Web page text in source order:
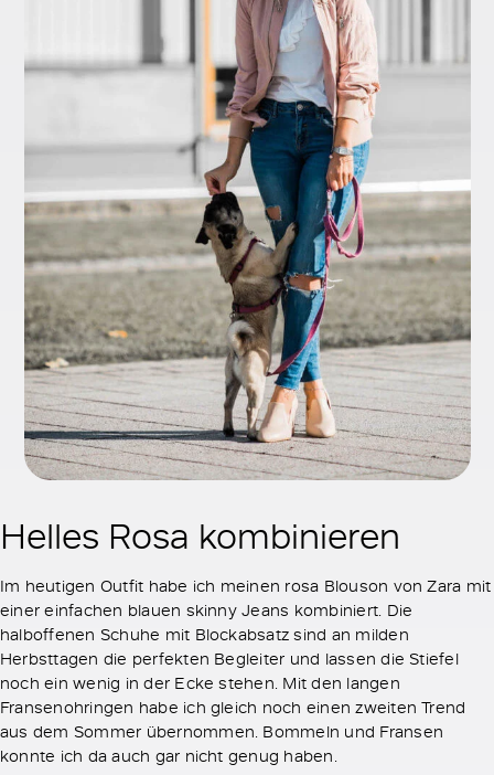
Helles Rosa kombinieren
Im heutigen Outfit habe ich meinen rosa Blouson von Zara mit
einer einfachen blauen skinny Jeans kombiniert. Die
halboffenen Schuhe mit Blockabsatz sind an milden
Herbsttagen die perfekten Begleiter und lassen die Stiefel
noch ein wenig in der Ecke stehen. Mit den langen
Fransenohringen habe ich gleich noch einen zweiten Trend
aus dem Sommer übernommen. Bommeln und Fransen
konnte ich da auch gar nicht genug haben.